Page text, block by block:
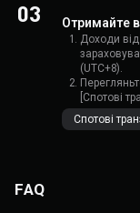
03 Отримайте
Доходи
(UTC+8).
[Спотові
Спотові
FAQ